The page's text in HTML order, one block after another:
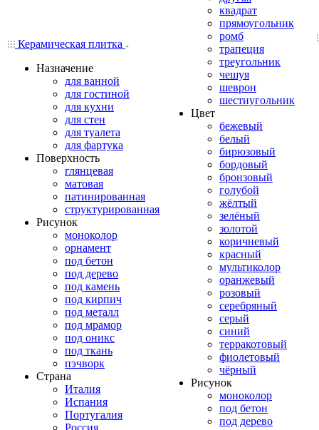
Керамическая плитка
Назначение
для ванной
для гостиной
для кухни
для стен
для туалета
для фартука
Поверхность
глянцевая
матовая
патинированная
структурированная
Рисунок
моноколор
орнамент
под бетон
под дерево
под камень
под кирпич
под металл
под мрамор
под оникс
под ткань
пэчворк
Страна
Италия
Испания
Португалия
Россия
квадрат
прямоугольник
ромб
трапеция
треугольник
чешуя
шеврон
шестиугольник
Цвет
бежевый
белый
бирюзовый
бордовый
бронзовый
голубой
жёлтый
зелёный
золотой
коричневый
красный
мультиколор
оранжевый
розовый
серебряный
серый
синий
терракотовый
фиолетовый
чёрный
Рисунок
моноколор
под бетон
под дерево